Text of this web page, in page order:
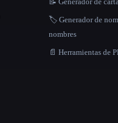
🏷️ Generador de
nombres
📄 Herramientas de